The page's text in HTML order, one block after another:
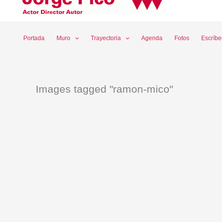
Portada Muro Trayectoria Agenda Fotos
Images tagged "ramon-mico"